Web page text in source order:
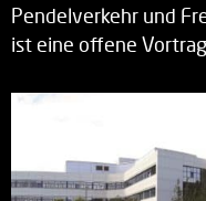
Pendelverkehr und
ist eine offene